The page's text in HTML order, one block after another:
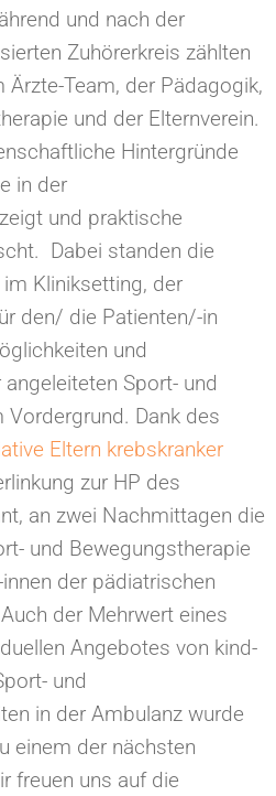
und nach der
Zuhörerkreis zählten
Team, der Pädagogik,
und der Elternverein.
Hintergründe
in der
und praktische
Dabei standen die
Kliniksetting, der
den/ die Patienten/-in
und
Sport- und
Dank des
Eltern krebskranker
zur HP des
an zwei Nachmittagen die
und Bewegungstherapie
der pädiatrischen
der Mehrwert eines
Angebotes von kind-
und
in der Ambulanz wurde
einem der nächsten
freuen uns auf die